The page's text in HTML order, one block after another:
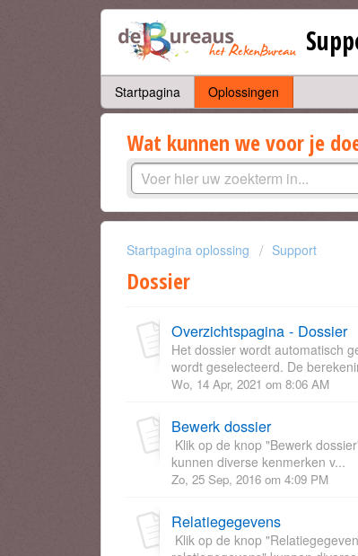
Startpagina Oplossingen
Wat kunnen we voor je
Startpagina oplossing Support
Dossier
Overzichtspagina - Dossier
Het dossier wordt automatisch
wordt geselecteerd. De
Wo, 14 Apr, 2021 om 8:06 AM
Bewerk dossier
Klik op de knop "Bewerk
kunnen diverse kenmerken v...
Zo, 25 Sep, 2016 om 4:09 PM
Relatiegegevens
Klik op de knop